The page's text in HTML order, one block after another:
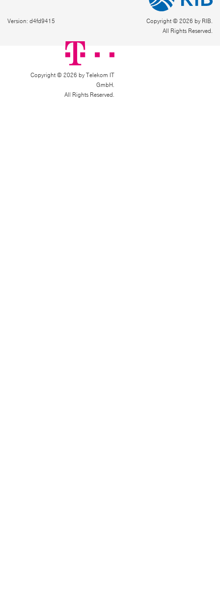
Version: d4fd9415
Copyright © 2026 by RIB.
All Rights Reserved.
Copyright © 2026 by Telekom IT
GmbH.
All Rights Reserved.